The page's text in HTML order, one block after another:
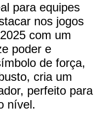
para equipes
nos jogos
com um
poder e
de força,
cria um
perfeito para
nível.